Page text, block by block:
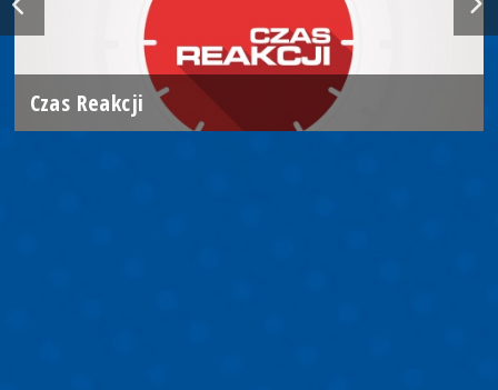
Czas Reakcji